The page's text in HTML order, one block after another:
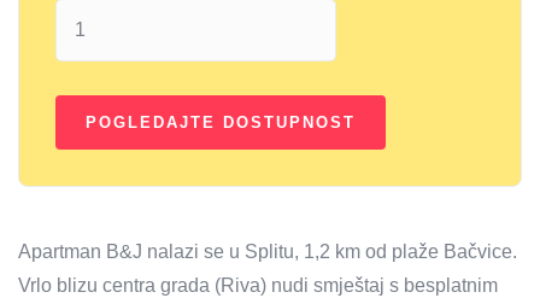
Apartman B&J nalazi se u Splitu, 1,2 km od plaže Bačvice.
Vrlo blizu centra grada (Riva) nudi smještaj s besplatnim